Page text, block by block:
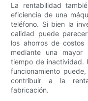
La rentabilidad
eficiencia de una
teléfono. Si bien la
calidad puede
los ahorros de
mediante una
tiempo de inactividad.
funcionamiento
contribuir a la
fabricación.